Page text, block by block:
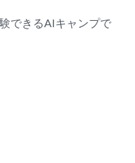
できるAIキャンプで